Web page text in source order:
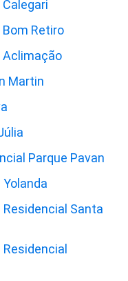
Retiro
Aclimação
Martin
Parque Pavan
Santa